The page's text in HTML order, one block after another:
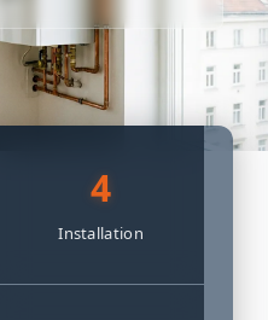
4
Installation